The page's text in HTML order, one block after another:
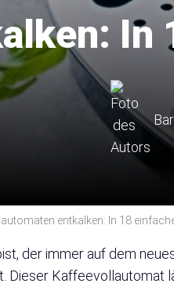
In
entkalken: In 18
der immer auf dem
Dieser Kaffeevollautomat